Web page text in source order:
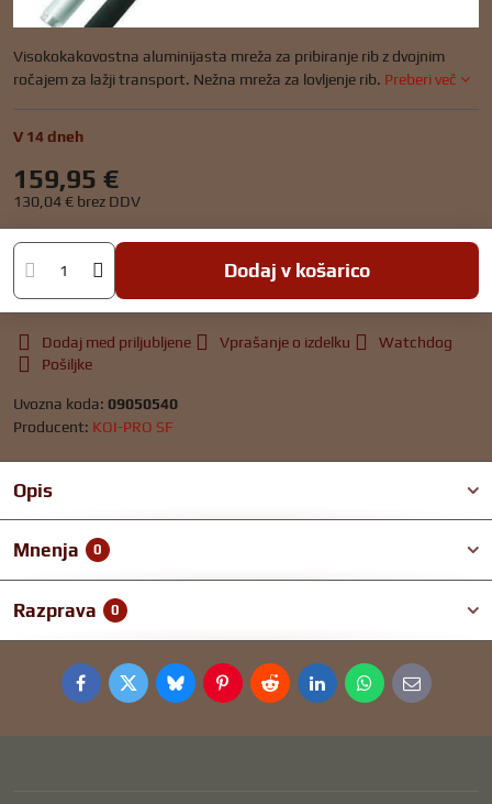
Visokokakovostna aluminijasta mreža za pribiranje rib z dvojnim
ročajem za lažji transport. Nežna mreža za lovljenje rib. Preberi več
V 14 dneh
159,95 €
130,04 € brez DDV
Dodaj v košarico
Dodaj med priljubljene Vprašanje o izdelku
Watchdog
Pošiljke
Uvozna koda: 09050540
Producent: KOI-PRO SF
Opis
Mnenja 0
Razprava 0
FacebookTwitterBlueskyPinterestRedditLinkedInWhatsApp
E-
mail